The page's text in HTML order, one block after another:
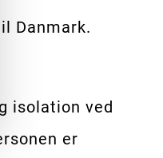
Danmark.
isolation ved
er